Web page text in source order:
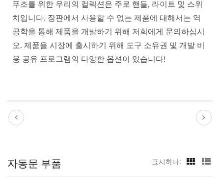
푸조를 위한 우리의 컬렉션은 주로 핸들, 라이트 및 스위
치입니다. 장판에서 사용할 수 없는 제품에 대해서는 역
공학을 통해 제품을 개발하기 위해 저희에게 문의하십시
오. 제품을 시장에 출시하기 위해 도구 소유권 및 개발 비
용 공유 프로그램의 다양한 옵션이 있습니다!
자동문 부품 표시하다: